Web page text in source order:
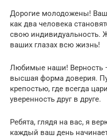
Дорогие молодожены!
как два человека
свою индивидуальность.
ваших глазах всю жизнь!
Любимые наши! Верность
высшая форма доверия.
крепостью, где всегда
уверенность друг в друге.
Ребята, глядя на вас, я
каждый ваш день